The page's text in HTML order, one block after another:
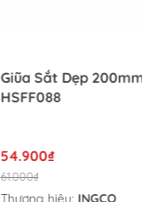
Giũa Sắt Dẹp
HSFF088
54.900₫
61.000₫